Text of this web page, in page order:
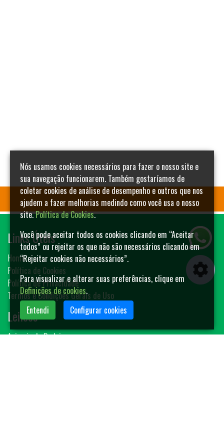
Links Úteis
Home
Política de Cookies
Política de Privacidade
Termos e Condições Gerais de Uso
Leilões
Animais de Rodeio
Nós usamos cookies necessários para fazer o nosso site e
sua navegação funcionarem. Também gostaríamos de
coletar cookies de análise de desempenho e outros que nos
ajudem a fazer melhorias medindo como você usa o nosso
site.Política de Cookies.
Você pode aceitar todos os cookies clicando em “Aceitar
todos” ou rejeitar os que não são necessários clicando em
“Rejeitar cookies não necessários”.
Para visualizar e alterar suas preferências, clique em
Definições de cookies.
Entendi
Configurar cookies